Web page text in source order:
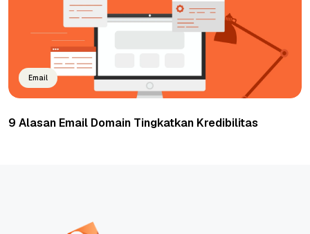
Email
9 Alasan Email Domain Tingkatkan Kredibilitas